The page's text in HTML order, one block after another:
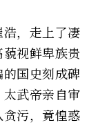
，走上了凄
视鲜卑族贵
国史刻成碑
武帝亲自审
污，竟惶惑